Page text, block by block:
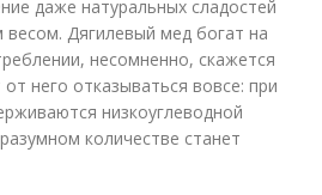
даже натуральных сладостей
Дягилевый мед богат на
несомненно, скажется
него отказываться вовсе: при
низкоуглеводной
количестве станет